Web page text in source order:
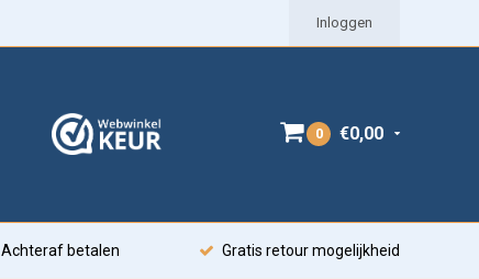
Inloggen
0 €0,00
Achteraf betalen Gratis retour mogelijkheid